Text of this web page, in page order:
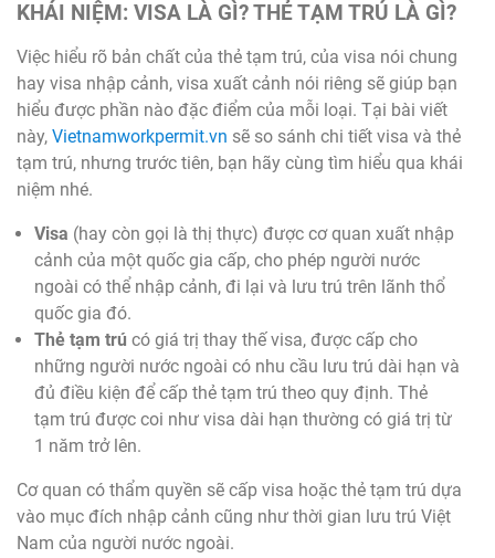
KHÁI NIỆM: VISA LÀ GÌ? THẺ TẠM TRÚ LÀ GÌ?
Việc hiểu rõ bản chất của thẻ tạm trú, của visa nói chung
hay visa nhập cảnh, visa xuất cảnh nói riêng sẽ giúp bạn
hiểu được phần nào đặc điểm của mỗi loại. Tại bài viết
này, Vietnamworkpermit.vn sẽ so sánh chi tiết visa và thẻ
tạm trú, nhưng trước tiên, bạn hãy cùng tìm hiểu qua khái
niệm nhé.
Visa (hay còn gọi là thị thực) được cơ quan xuất nhập
cảnh của một quốc gia cấp, cho phép người nước
ngoài có thể nhập cảnh, đi lại và lưu trú trên lãnh thổ
quốc gia đó.
Thẻ tạm trú có giá trị thay thế visa, được cấp cho
những người nước ngoài có nhu cầu lưu trú dài hạn và
đủ điều kiện để cấp thẻ tạm trú theo quy định. Thẻ
tạm trú được coi như visa dài hạn thường có giá trị từ
1 năm trở lên.
Cơ quan có thẩm quyền sẽ cấp visa hoặc thẻ tạm trú dựa
vào mục đích nhập cảnh cũng như thời gian lưu trú Việt
Nam của người nước ngoài.